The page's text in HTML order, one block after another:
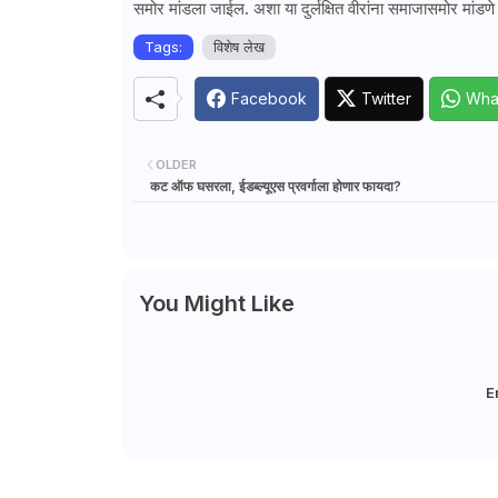
समोर मांडला जाईल. अशा या दुर्लक्षित वीरांना समाजासमोर
Tags: विशेष लेख
Facebook Twitter
OLDER
कट ऑफ घसरला, ईडब्ल्यूएस प्रवर्गाला होणार फायदा?
You Might Like